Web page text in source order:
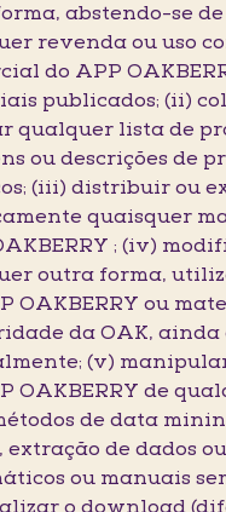
abstendo-se
revenda ou uso
do APP
publicados; (ii)
qualquer lista de
ou descrições de
(iii) distribuir ou
quaisquer
; (iv)
outra forma,
OAKBERRY ou
da OAK, ainda
(v)
OAKBERRY de
de data
extração de dados
ou manuais